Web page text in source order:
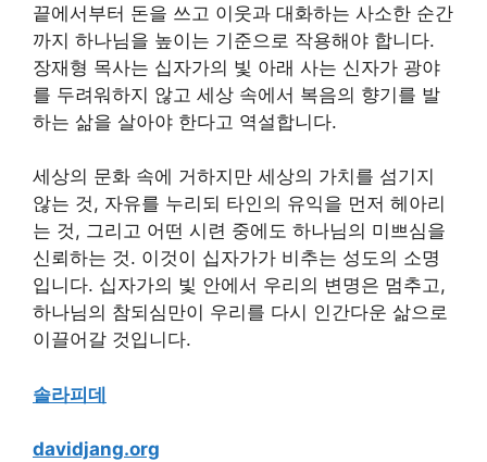
끝에서부터 돈을 쓰고 이웃과 대화하는 사소한 순간
까지 하나님을 높이는 기준으로 작용해야 합니다.
장재형 목사는 십자가의 빛 아래 사는 신자가 광야
를 두려워하지 않고 세상 속에서 복음의 향기를 발
하는 삶을 살아야 한다고 역설합니다.
세상의 문화 속에 거하지만 세상의 가치를 섬기지
않는 것, 자유를 누리되 타인의 유익을 먼저 헤아리
는 것, 그리고 어떤 시련 중에도 하나님의 미쁘심을
신뢰하는 것. 이것이 십자가가 비추는 성도의 소명
입니다. 십자가의 빛 안에서 우리의 변명은 멈추고,
하나님의 참되심만이 우리를 다시 인간다운 삶으로
이끌어갈 것입니다.
솔라피데
davidjang.org